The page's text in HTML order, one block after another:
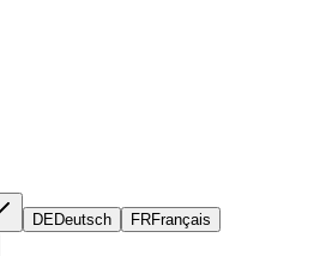
DEDeutsch FRFrançais